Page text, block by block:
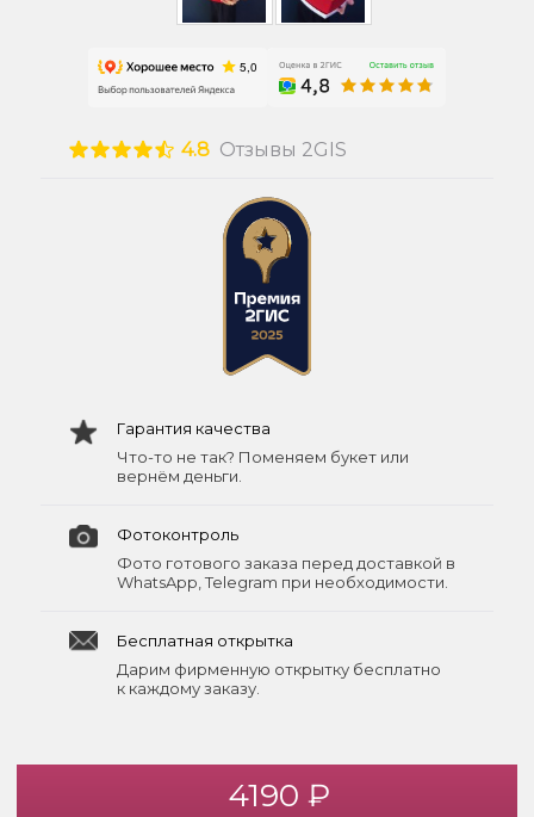
4.8 Отзывы 2GIS
Гарантия качества
Что-то не так? Поменяем букет или
вернём деньги.
Фотоконтроль
Фото готового заказа перед доставкой в
WhatsApp, Telegram при необходимости.
Бесплатная открытка
Дарим фирменную открытку бесплатно
к каждому заказу.
4190 ₽